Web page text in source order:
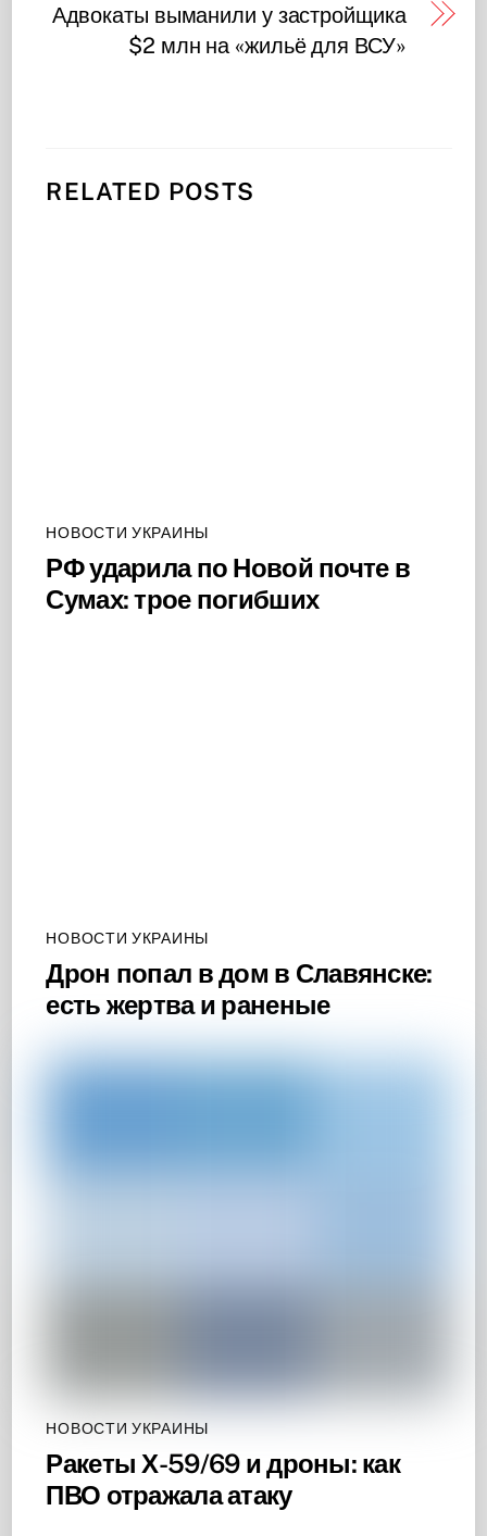
Адвокаты выманили у застройщика
$2 млн на «жильё для ВСУ»
RELATED POSTS
НОВОСТИ УКРАИНЫ
РФ ударила по Новой почте в
Сумах: трое погибших
НОВОСТИ УКРАИНЫ
Дрон попал в дом в Славянске:
есть жертва и раненые
НОВОСТИ УКРАИНЫ
Ракеты Х-59/69 и дроны: как
ПВО отражала атаку